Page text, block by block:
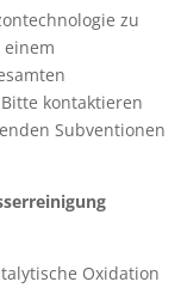
zu
kontaktieren
Subventionen
Oxidation